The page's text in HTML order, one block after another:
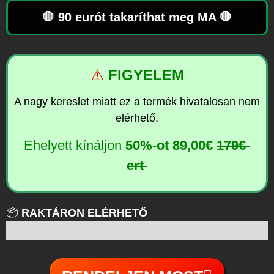
🛑 90 eurót takaríthat meg MA 🛑
⚠️ FIGYELEM
A nagy kereslet miatt ez a termék hivatalosan nem
elérhető.
Ehelyett kínáljon 50%-ot 89,00€ 179€-
ert
📦 RAKTÁRON ELÉRHETŐ